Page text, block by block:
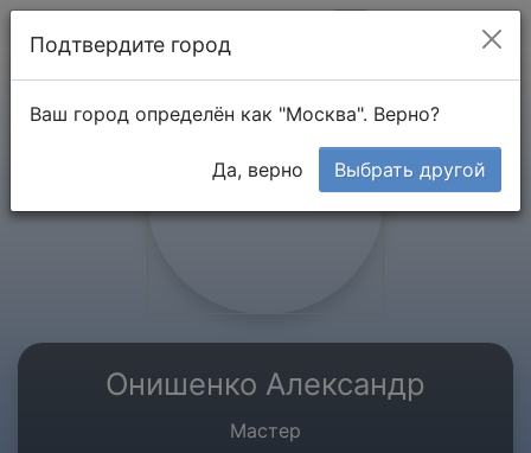
Онишенко Александр
Мастер
Подтвердите город
Ваш город определён как "Москва". Верно?
Да, верно Выбрать другой